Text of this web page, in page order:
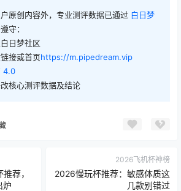
原创内容外，专业测评数据已通过 白日梦
守：
白日梦社区
接或首页https://m.pipedream.vip
4.0
核心测评数据及结论
荐，
炉
2026飞机杯神榜
2026慢玩杯推荐：敏感体质这
几款别错过